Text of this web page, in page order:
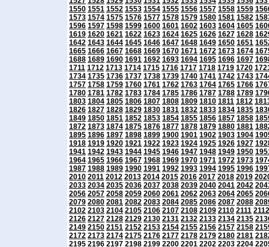
1550 1551 1552 1553 1554 1555 1556 1557 1558 1559
1573 1574 1575 1576 1577 1578 1579 1580 1581 1582
1596 1597 1598 1599 1600 1601 1602 1603 1604 1605
1619 1620 1621 1622 1623 1624 1625 1626 1627 1628
1642 1643 1644 1645 1646 1647 1648 1649 1650 1651
1665 1666 1667 1668 1669 1670 1671 1672 1673 1674
1688 1689 1690 1691 1692 1693 1694 1695 1696 1697
1711 1712 1713 1714 1715 1716 1717 1718 1719 1720
1734 1735 1736 1737 1738 1739 1740 1741 1742 1743
1757 1758 1759 1760 1761 1762 1763 1764 1765 1766
1780 1781 1782 1783 1784 1785 1786 1787 1788 1789
1803 1804 1805 1806 1807 1808 1809 1810 1811 1812
1826 1827 1828 1829 1830 1831 1832 1833 1834 1835
1849 1850 1851 1852 1853 1854 1855 1856 1857 1858
1872 1873 1874 1875 1876 1877 1878 1879 1880 1881
1895 1896 1897 1898 1899 1900 1901 1902 1903 1904
1918 1919 1920 1921 1922 1923 1924 1925 1926 1927
1941 1942 1943 1944 1945 1946 1947 1948 1949 1950
1964 1965 1966 1967 1968 1969 1970 1971 1972 1973
1987 1988 1989 1990 1991 1992 1993 1994 1995 1996
2010 2011 2012 2013 2014 2015 2016 2017 2018 2019
2033 2034 2035 2036 2037 2038 2039 2040 2041 2042
2056 2057 2058 2059 2060 2061 2062 2063 2064 2065
2079 2080 2081 2082 2083 2084 2085 2086 2087 2088
2102 2103 2104 2105 2106 2107 2108 2109 2110 2111 2112
2126 2127 2128 2129 2130 2131 2132 2133 2134 2135
2149 2150 2151 2152 2153 2154 2155 2156 2157 2158
2172 2173 2174 2175 2176 2177 2178 2179 2180 2181
2195 2196 2197 2198 2199 2200 2201 2202 2203 2204